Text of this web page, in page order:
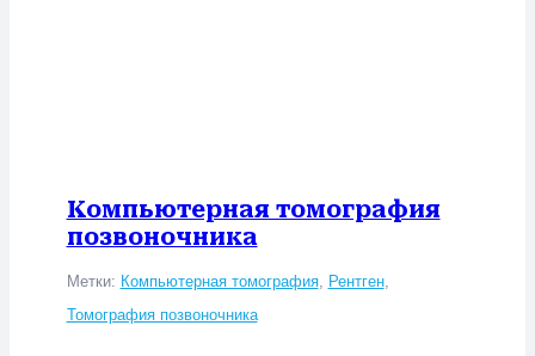
Компьютерная томография
позвоночника
Метки: Компьютерная томография, Рентген,
Томография позвоночника